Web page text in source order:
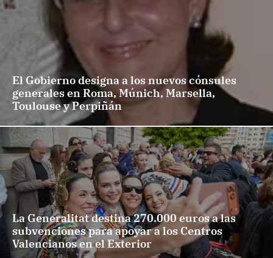
El Gobierno designa a los nuevos cónsules
generales en Roma, Múnich, Marsella,
Toulouse y Perpiñán
La Generalitat destina 270.000 euros a las
subvenciones para apoyar a los Centros
Valencianos en el Exterior